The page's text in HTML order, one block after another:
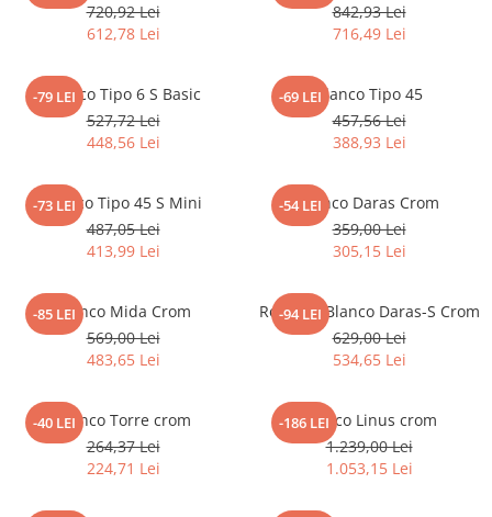
720,92 Lei
612,78 Lei
842,93 Lei
716,49 Lei
-79 LEI
Blanco Tipo 6 S Basic
527,72 Lei
448,56 Lei
-69 LEIBlanco Tipo 45
457,56 Lei
388,93 Lei
-73 LEI
Blanco Tipo 45 S Mini
487,05 Lei
413,99 Lei
-54 LEIBlanco Daras Crom
359,00 Lei
305,15 Lei
-85 LEIBlanco Mida Crom
569,00 Lei
483,65 Lei
-94 LEI
Robineti Blanco Daras-S Crom
629,00 Lei
534,65 Lei
-40 LEIBlanco Torre crom
264,37 Lei
224,71 Lei
-186 LEIBlanco Linus crom
1.239,00 Lei
1.053,15 Lei